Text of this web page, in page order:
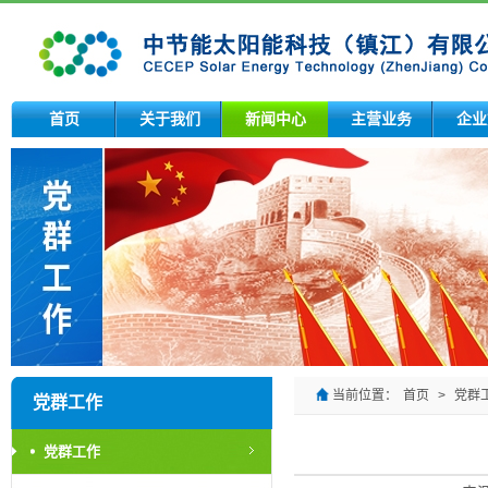
首页 关于我们 新闻中心 主营业务 企
党群工作
党群工作
当前位置： 首页 > 党群